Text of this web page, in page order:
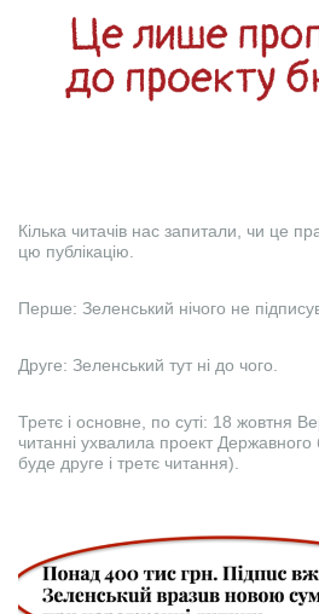
Кілька читачів нас запитали, чи це
цю публікацію.
Перше: Зеленський нічого не
Друге: Зеленський тут ні до чого.
Третє і основне, по суті: 18 жовтня
читанні ухвалила проект
буде друге і третє читання).